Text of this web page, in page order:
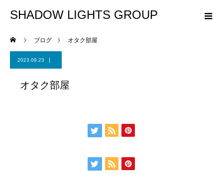
SHADOW LIGHTS GROUP
ブログ オタク部屋
2023.09.23
オタク部屋